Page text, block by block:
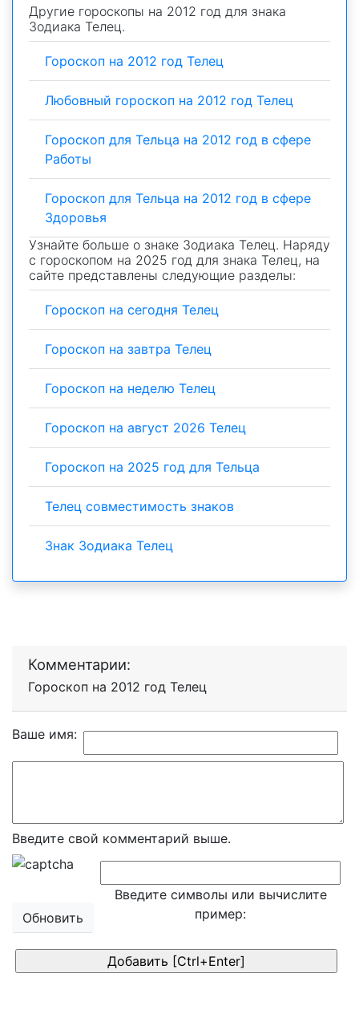
Другие гороскопы на 2012 год для знака
Зодиака Телец.
Гороскоп на 2012 год Телец
Любовный гороскоп на 2012 год Телец
Гороскоп для Тельца на 2012 год в сфере
Работы
Гороскоп для Тельца на 2012 год в сфере
Здоровья
Узнайте больше о знаке Зодиака Телец. Наряду
с гороскопом на 2025 год для знака Телец, на
сайте представлены следующие разделы:
Гороскоп на сегодня Телец
Гороскоп на завтра Телец
Гороскоп на неделю Телец
Гороскоп на август 2026 Телец
Гороскоп на 2025 год для Тельца
Телец совместимость знаков
Знак Зодиака Телец
Комментарии:
Гороскоп на 2012 год Телец
Ваше имя:
Введите свой комментарий выше.
Обновить
Введите символы или вычислите
пример: